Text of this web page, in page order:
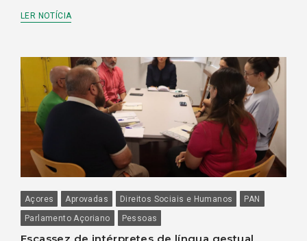
LER NOTÍCIA
Açores Aprovadas Direitos Sociais e Humanos
PAN
Parlamento Açoriano
Pessoas